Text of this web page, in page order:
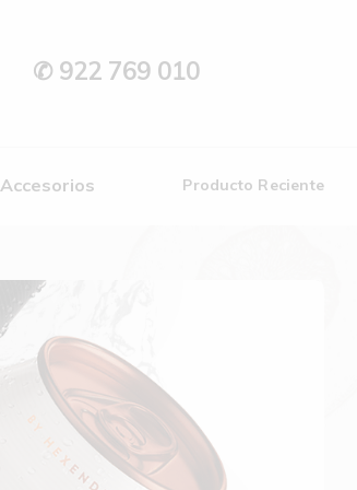
✆ 922 769 010
Accesorios Producto Reciente